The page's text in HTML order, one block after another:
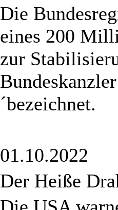
Die
eines 200
zur
´bezeichnet.
01.10.2022
Der Heiße